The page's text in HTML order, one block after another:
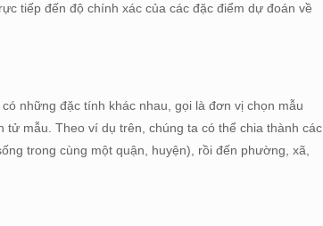
tiếp đến độ chính xác của các đặc điểm dự đoán về
những đặc tính khác nhau, gọi là đơn vị chọn mẫu
mẫu. Theo ví dụ trên, chúng ta có thể chia thành các
trong cùng một quận, huyện), rồi đến phường, xã,